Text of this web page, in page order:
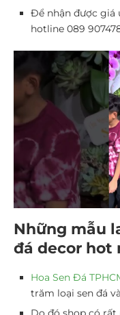
Để nhận được giá
hotline 089
Những mẫu
đá decor hot
Hoa Sen Đá
trăm loại sen đá và